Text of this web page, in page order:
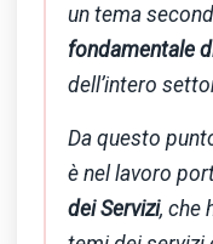
un tema
fondamentale
dell’intero
Da questo
è nel lavoro
dei Servizi, che